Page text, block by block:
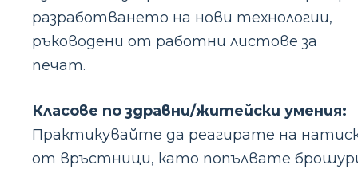
разработването на нови технологии,
ръководени от работни листове за
печат.
Класове по здравни/житейски умения:
Практикувайте да реагирате на
от връстници, като попълвате